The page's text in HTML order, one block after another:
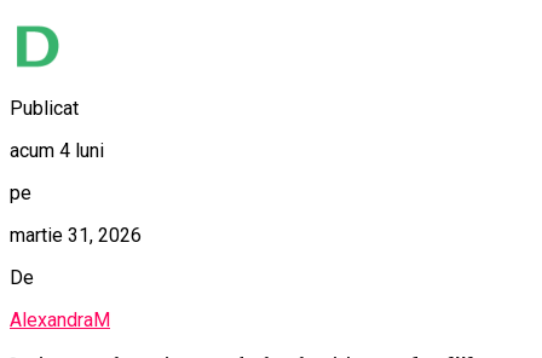
Publicat
acum 4 luni
pe
martie 31, 2026
De
AlexandraM